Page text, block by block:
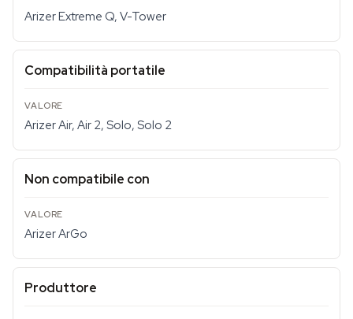
Arizer Extreme Q, V-Tower
Compatibilità portatile
Arizer Air, Air 2, Solo, Solo 2
Non compatibile con
Arizer ArGo
Produttore